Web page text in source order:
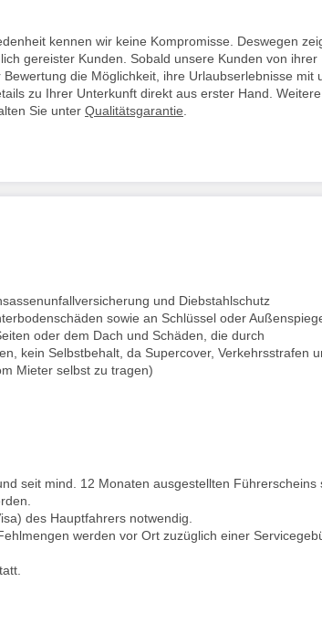
kennen wir keine Kompromisse. Deswegen
gereister Kunden. Sobald unsere Kunden von ihrer
die Möglichkeit, ihre Urlaubserlebnisse mit
zu Ihrer Unterkunft direkt aus erster Hand. Weitere
Sie unter Qualitätsgarantie
und Diebstahlschutz
sowie an Schlüssel oder
oder dem Dach und Schäden, die durch
kein Selbstbehalt, da Supercover, Verkehrsstrafen
Mieter selbst zu tragen)
seit mind. 12 Monaten ausgestellten Führerscheins
des Hauptfahrers notwendig.
werden vor Ort zuzüglich einer